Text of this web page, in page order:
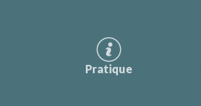
Pratique